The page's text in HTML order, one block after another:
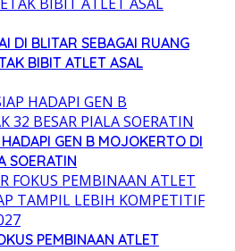
DI BLITAR SEBAGAI RUANG
BIBIT ATLET ASAL
GEN B MOJOKERTO DI
SOERATIN
PEMBINAAN ATLET